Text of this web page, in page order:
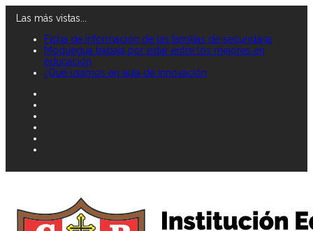
Las más vistas...
Ficha de información de las familias de secundaria
Moquegua trabaja por estar entre los mejores en
educación
¿Qué usamos en aula de innovación